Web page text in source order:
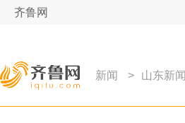
齐鲁网
新闻 > 山东新闻